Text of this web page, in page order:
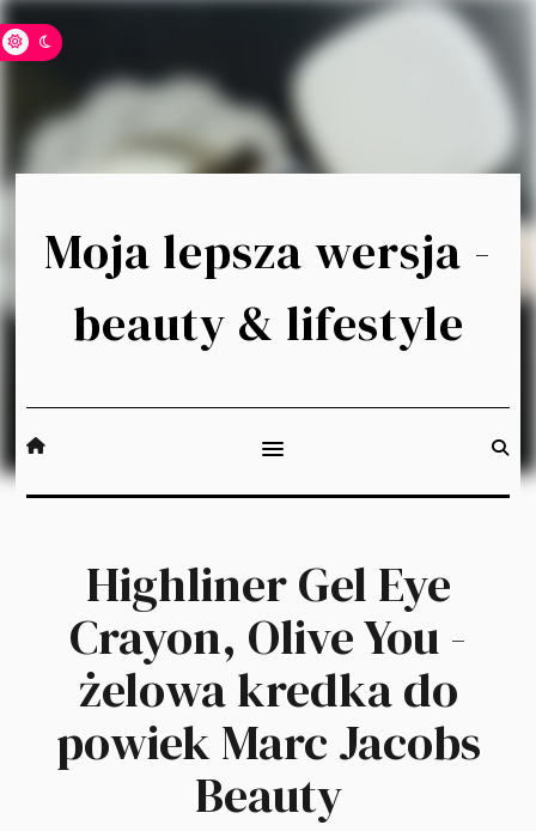
Moja lepsza wersja -
beauty & lifestyle
Highliner Gel Eye
Crayon, Olive You -
żelowa kredka do
powiek Marc Jacobs
Beauty